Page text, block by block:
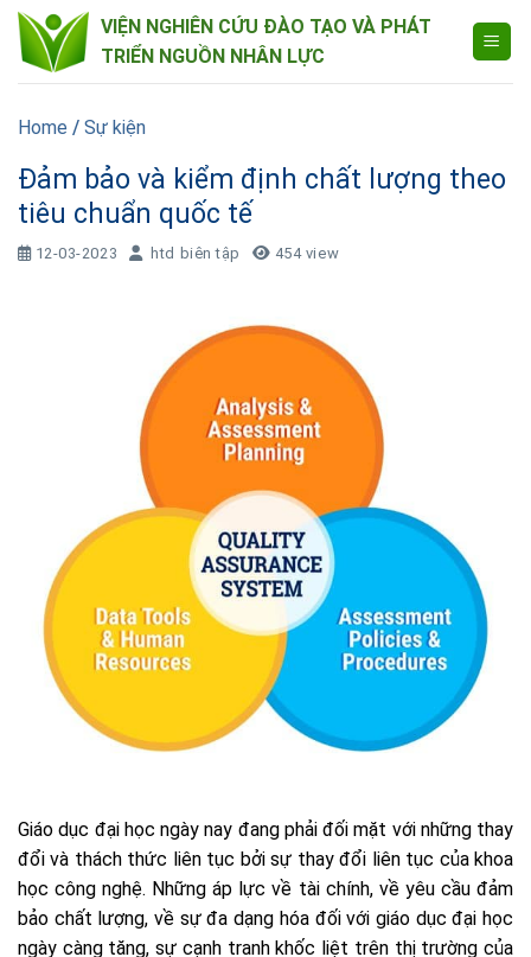
Skip
content
VIỆN NGHIÊN CỨU ĐÀO TẠO VÀ PHÁT
TRIỂN NGUỒN NHÂN LỰC
Home / Sự kiện
Đảm bảo và kiểm định chất lượng theo
tiêu chuẩn quốc tế
12-03-2023 htd biên tập 454 view
Giáo dục đại học ngày nay đang phải đối mặt với những thay
đổi và thách thức liên tục bởi sự thay đổi liên tục của khoa
học công nghệ. Những áp lực về tài chính, về yêu cầu đảm
bảo chất lượng, về sự đa dạng hóa đối với giáo dục đại học
ngày càng tăng, sự cạnh tranh khốc liệt trên thị trường của